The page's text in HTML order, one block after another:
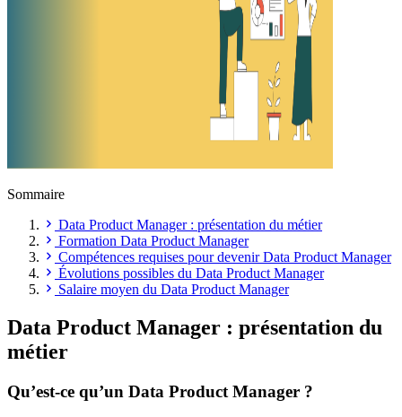
Sommaire
Data Product Manager : présentation du métier
Formation Data Product Manager
Compétences requises pour devenir Data Product Manager
Évolutions possibles du Data Product Manager
Salaire moyen du Data Product Manager
Data Product Manager : présentation du
métier
Qu’est-ce qu’un Data Product Manager ?